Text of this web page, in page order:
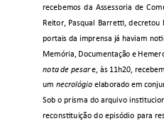
recebemos da Assessoria de
Reitor, Pasqual Barretti, decretou
portais da imprensa já haviam
Memória, Documentação e
nota de pesar e, às 11h20,
um necrológio elaborado em
Sob o prisma do arquivo
reconstituição do episódio para